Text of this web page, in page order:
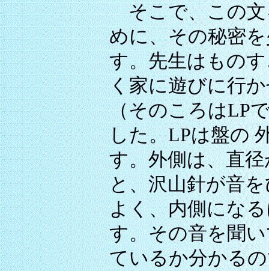
そこで、この文
めに、その秘密
す。先生はもの
く家に遊びに行
（そのころはLP
した。LPは盤の
す。外側は、直
と、沢山針が音
よく、内側にな
す。その音を聞
ているか分かる